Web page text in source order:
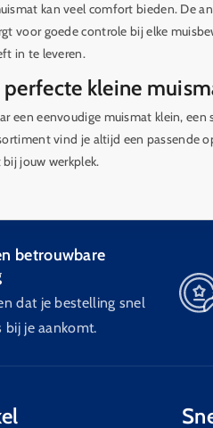
kan veel comfort bieden. De
voor goede controle bij elke
in te leveren.
kleine
een eenvoudige muismat klein,
vind je altijd een passende
jouw werkplek.
betrouwbare
dat je bestelling snel
bij je aankomt.